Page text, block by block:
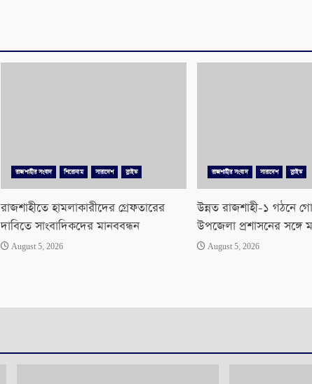
রাজশাহীর সংবাদ শিরোনাম সারাদেশ স্লাইড
রাজশাহীতে হামলাকারীদের গ্রেফতারের
দাবিতে সাংবাদিকদের মানববন্ধন
August 5, 2026
রাজশাহীর সংবাদ সারাদেশ স্লাইড
উন্নত রাজশাহী-১ গঠনে
উপজেলা প্রশাসনের সঙ্গে
August 5, 2026